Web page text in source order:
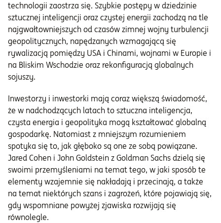
technologii zaostrza się. Szybkie postępy w dziedzinie
sztucznej inteligencji oraz czystej energii zachodzą na tle
najgwałtowniejszych od czasów zimnej wojny turbulencji
geopolitycznych, napędzanych wzmagającą się
rywalizacją pomiędzy USA i Chinami, wojnami w Europie i
na Bliskim Wschodzie oraz rekonfiguracją globalnych
sojuszy.
Inwestorzy i inwestorki mają coraz większą świadomość,
że w nadchodzących latach to sztuczna inteligencja,
czysta energia i geopolityka mogą kształtować globalną
gospodarkę. Natomiast z mniejszym rozumieniem
spotyka się to, jak głęboko są one ze sobą powiązane.
Jared Cohen i John Goldstein z Goldman Sachs dzielą się
swoimi przemyśleniami na temat tego, w jaki sposób te
elementy wzajemnie się nakładają i przecinają, a także
na temat niektórych szans i zagrożeń, które pojawiają się,
gdy wspomniane powyżej zjawiska rozwijają się
równolegle.